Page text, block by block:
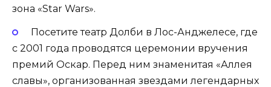
зона «Star Wars»‎.
Посетите театр Долби в Лос-Анджелесе, где
с 2001 года проводятся церемонии вручения
премий Оскар. Перед ним знаменитая «Аллея
славы», организованная звездами легендарных